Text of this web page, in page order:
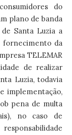
do
plano de banda
Santa Luzia a
fornecimento da
TELEMAR
de realizar
Luzia, todavia
implementação,
pena de multa
no caso de